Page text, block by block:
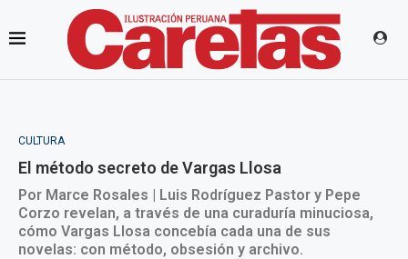
CULTURA
El método secreto de Vargas Llosa
Por Marce Rosales | Luis Rodríguez Pastor y Pepe
Corzo revelan, a través de una curaduría minuciosa,
cómo Vargas Llosa concebía cada una de sus
novelas: con método, obsesión y archivo.